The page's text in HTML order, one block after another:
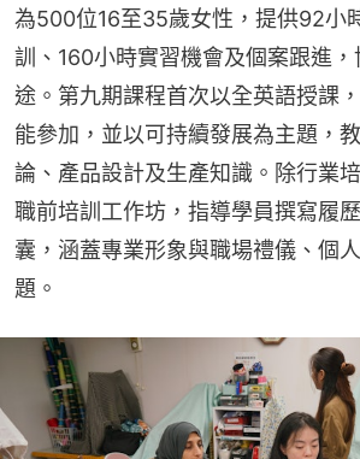
為500位16至35歲女性，提供92小
訓、160小時實習機會及個案跟進
途。第九期課程首次以全英語授課
能參加，並以可持續發展為主題，
論、產品設計及生產知識。除行業
職前培訓工作坊，指導學員撰寫履
囊，涵蓋專業形象與職場禮儀、個
題。